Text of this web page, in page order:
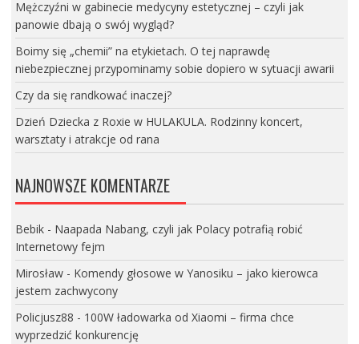
Mężczyźni w gabinecie medycyny estetycznej – czyli jak
panowie dbają o swój wygląd?
Boimy się „chemii” na etykietach. O tej naprawdę
niebezpiecznej przypominamy sobie dopiero w sytuacji awarii
Czy da się randkować inaczej?
Dzień Dziecka z Roxie w HULAKULA. Rodzinny koncert,
warsztaty i atrakcje od rana
NAJNOWSZE KOMENTARZE
Bebik- Naapada Nabang, czyli jak Polacy potrafią robić
Internetowy fejm
Mirosław- Komendy głosowe w Yanosiku – jako kierowca
jestem zachwycony
Policjusz88 - 100W ładowarka od Xiaomi – firma chce
wyprzedzić konkurencję